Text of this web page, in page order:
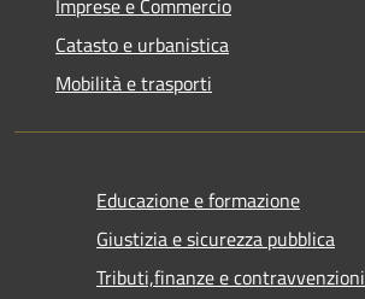
Imprese e Commercio
Catasto e urbanistica
Mobilità e trasporti
Educazione e formazione
Giustizia e sicurezza pubblica
Tributi,finanze e contravvenzioni